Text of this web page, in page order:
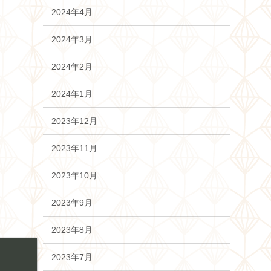
2024年4月
2024年3月
2024年2月
2024年1月
2023年12月
2023年11月
2023年10月
2023年9月
2023年8月
2023年7月